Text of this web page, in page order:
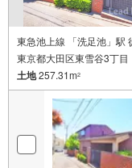
東急池上線 「洗足池」駅
東京都大田区東雪谷3丁目
土地257.31m2